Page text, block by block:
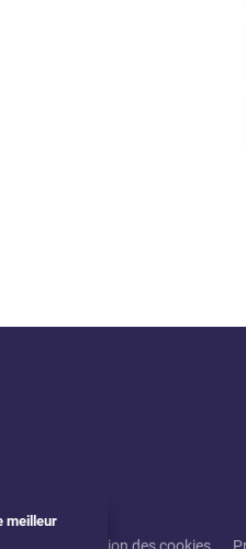
meilleur